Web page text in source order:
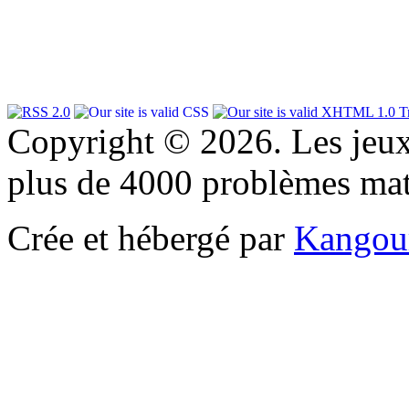
Copyright © 2026. Les
plus de 4000 problèmes
Crée et hébergé par